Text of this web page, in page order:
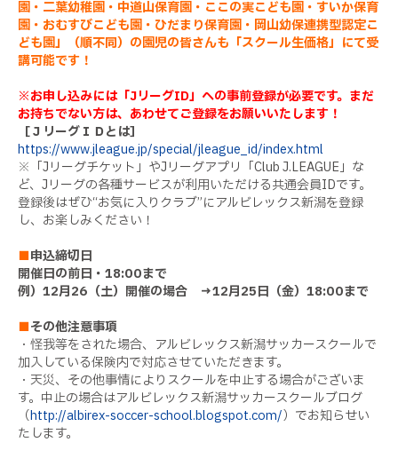
園・二葉幼稚園・中道山保育園・ここの実こども園・すいか保育
園・おむすびこども園・ひだまり保育園・岡山幼保連携型認定こ
ども園」（順不同）の園児の皆さんも「スクール生価格」にて受
講可能です！
※お申し込みには「JリーグID」 への事前登録が必要です。まだ
お持ちでない方は、あわせてご登録をお願いいたします！
［ＪリーグＩＤとは］
https://www.jleague.jp/special/jleague_id/index.html
※「Jリーグチケット」やJリーグアプリ「Club J.LEAGUE」な
ど、Jリーグの各種サービスが利用いただける共通会員IDです。
登録後はぜひ“お気に入りクラブ”にアルビレックス新潟を登録
し、お楽しみください！
■申込締切日
開催日の前日・18:00まで
例）12月26（土）開催の場合 → 12月25日（金）18:00まで
■その他注意事項
・怪我等をされた場合、アルビレックス新潟サッカースクールで
加入している保険内で対応させていただきます。
・ 天災、その他事情によりスクールを中止する場合がございま
す。中止の場合はアルビレックス新潟サッカースクールブログ
（http://albirex-soccer-school.blogspot.com/）でお知らせい
たします。